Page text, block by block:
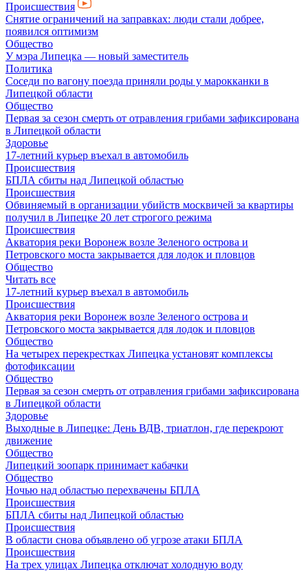
Происшествия
Снятие ограничений на заправках: люди стали добрее,
появился оптимизм
Общество
У мэра Липецка — новый заместитель
Политика
Соседи по вагону поезда приняли роды у марокканки в
Липецкой области
Общество
Первая за сезон смерть от отравления грибами зафиксирована
в Липецкой области
Здоровье
17-летний курьер въехал в автомобиль
Происшествия
БПЛА сбиты над Липецкой областью
Происшествия
Обвиняемый в организации убийств москвичей за квартиры
получил в Липецке 20 лет строгого режима
Происшествия
Акватория реки Воронеж возле Зеленого острова и
Петровского моста закрывается для лодок и пловцов
Общество
Читать все
17-летний курьер въехал в автомобиль
Происшествия
Акватория реки Воронеж возле Зеленого острова и
Петровского моста закрывается для лодок и пловцов
Общество
На четырех перекрестках Липецка установят комплексы
фотофиксации
Общество
Первая за сезон смерть от отравления грибами зафиксирована
в Липецкой области
Здоровье
Выходные в Липецке: День ВДВ, триатлон, где перекроют
движение
Общество
Липецкий зоопарк принимает кабачки
Общество
Ночью над областью перехвачены БПЛА
Происшествия
БПЛА сбиты над Липецкой областью
Происшествия
В области снова объявлено об угрозе атаки БПЛА
Происшествия
На трех улицах Липецка отключат холодную воду